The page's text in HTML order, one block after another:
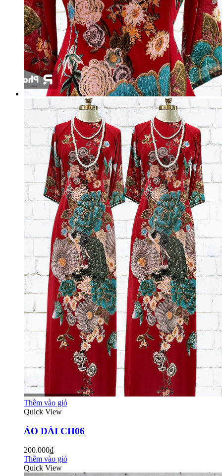
Thêm vào giỏ
Quick View
ÁO DÀI CH06
200.000₫
Thêm vào giỏ
Quick View